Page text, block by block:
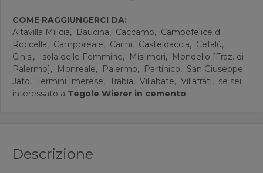
COME RAGGIUNGERCI DA:
Altavilla Milicia, Baucina, Caccamo, Campofelice di
Roccella, Camporeale, Carini, Casteldaccia, Cefalù,
Cinisi, Isola delle Femmine, Misilmeri, Mondello [Fraz. di
Palermo], Monreale, Palermo, Partinico, San Giuseppe
Jato, Termini Imerese, Trabia, Villabate, Villafrati, se sei
interessato a Tegole Wierer in cemento.
Descrizione